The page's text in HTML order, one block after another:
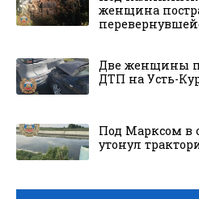
женщина
Две женщины
ДТП на Усть-
Под Марксом в
утонул